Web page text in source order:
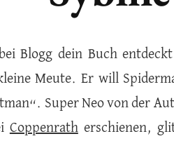
Blogg dein Buch
Meute. Er will
Super Neo von der
Coppenrath erschienen,